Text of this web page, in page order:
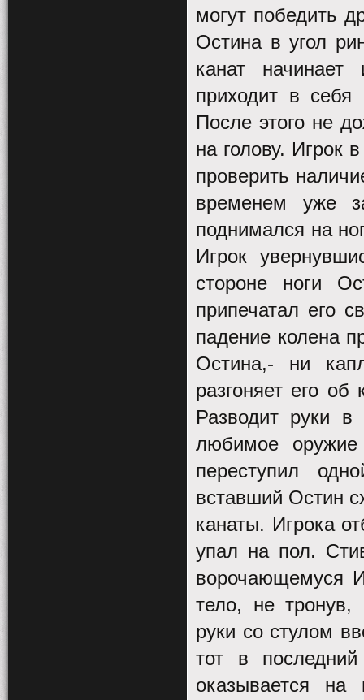
могут победить
Остина в угол
канат
приходит в себя
После этого не
на голову. Игрок
проверить
временем уже
поднимался на
Игрок
стороне ноги
припечатал его
падение колена
Остина,- ни
разгоняет его
Разводит руки
любимое
переступил
вставший Остин
канаты. Игрока
упал на пол.
ворочающемуся
тело, не тронув,
руки со стулом
тот в
оказывается